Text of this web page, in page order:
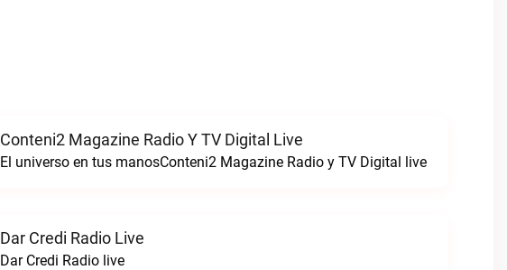
Conteni2 Magazine Radio Y TV Digital Live
El universo en tus manosConteni2 Magazine Radio y TV Digital live
Dar Credi Radio Live
Dar Credi Radio live